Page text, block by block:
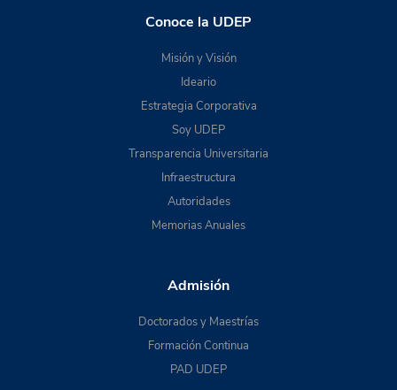
Conoce la UDEP
Misión y Visión
Ideario
Estrategia Corporativa
Soy UDEP
Transparencia Universitaria
Infraestructura
Autoridades
Memorias Anuales
Admisión
Doctorados y Maestrías
Formación Continua
PAD UDEP